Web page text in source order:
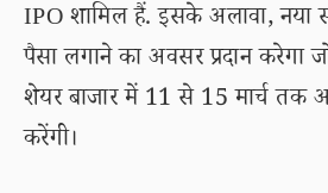
IPO शामिल हैं. इसके अलावा, नया
पैसा लगाने का अवसर प्रदान करेगा
शेयर बाजार में 11 से 15 मार्च तक
करेंगी।